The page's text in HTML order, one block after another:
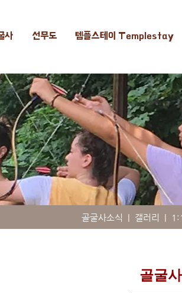
사 선무도 템플스테이 Templestay
골굴사소식 | 갤러리 |
골굴